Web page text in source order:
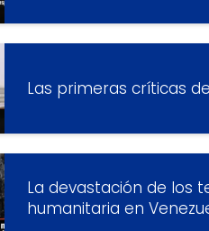
Las primeras críticas
La devastación de los
humanitaria en